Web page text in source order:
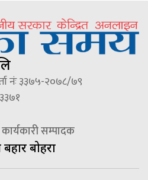
नंः ३३७५-२०७८/७९
सम्पादक
बोहरा